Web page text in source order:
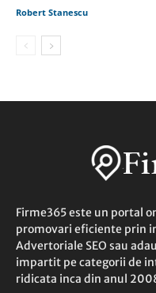
Robert Stanescu
Firme365 este un portal
promovari eficiente prin
Advertoriale SEO sau
impartit pe categorii de
ridicata inca din anul